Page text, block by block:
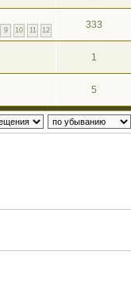
9 10 11 12 333
1
5